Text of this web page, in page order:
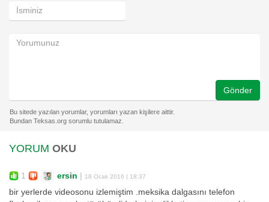
Gönder
YORUM OKU
1 ersin | 18 Ocak 2016 | 18:37
bir yerlerde videosonu izlemiştim .meksika dalgasını telefon